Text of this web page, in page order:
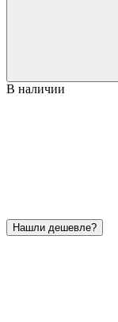
В наличии
Нашли дешевле?